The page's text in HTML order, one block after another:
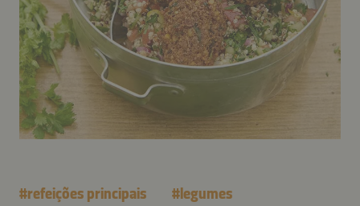
#refeições principais #legumes